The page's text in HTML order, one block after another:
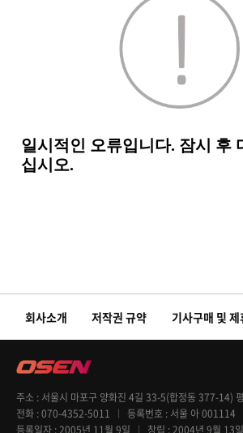
회사소개 저작권 규약 기사구매 및 제
주소
서울시 마포구 양화진 4길 33-5(합정동 377-14)
전화 070-4352-5011 등록번호
서울 아 001114
등록일자 2005년 11월 9일 창립 2004년 9월 13일